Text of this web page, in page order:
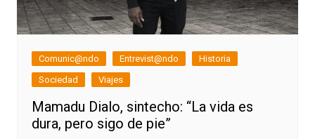
Comunic@ndo Entrevist@ndo
Historia
Sociedad
Viajes
Mamadu Dialo, sintecho: “La vida es
dura, pero sigo de pie”